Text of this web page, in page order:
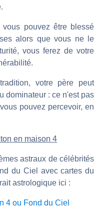
pouvez être blessé
alors que vous ne le
vous ferez de votre
votre père peut
dominateur : ce n'est pas
pouvez percevoir, en
en maison 4
astraux de célébrités
du Ciel avec cartes du
astrologique ici :
4 ou Fond du Ciel